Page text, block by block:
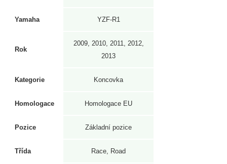
Yamaha YZF-R1
Rok
2009, 2010, 2011, 2012,
2013
Kategorie Koncovka
Homologace Homologace EU
Pozice Základní pozice
Třída Race, Road